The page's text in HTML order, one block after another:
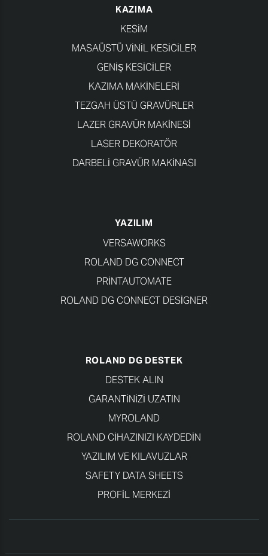
KAZIMA
KESİM
MASAÜSTÜ VINIL KESICILER
GENIŞ KESICILER
KAZIMA MAKINELERI
TEZGAH ÜSTÜ GRAVÜRLER
LAZER GRAVÜR MAKINESI
LASER DEKORATÖR
DARBELI GRAVÜR MAKINASI
YAZILIM
VERSAWORKS
ROLAND DG CONNECT
PRINTAUTOMATE
ROLAND DG CONNECT DESIGNER
ROLAND DG DESTEK
DESTEK ALIN
GARANTINIZI UZATIN
MYROLAND
ROLAND CIHAZINIZI KAYDEDIN
YAZILIM VE KILAVUZLAR
SAFETY DATA SHEETS
PROFIL MERKEZI